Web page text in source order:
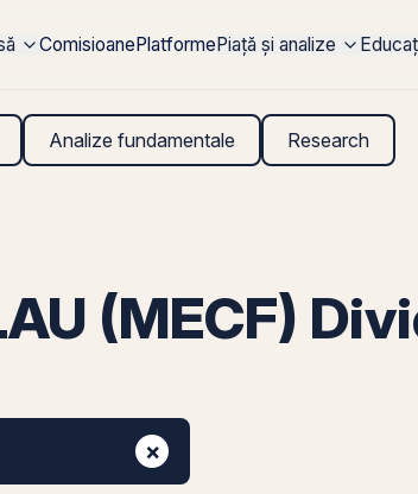
ComisioanePlatformePiață și analize
Analize fundamentale Research
(MECF)
×